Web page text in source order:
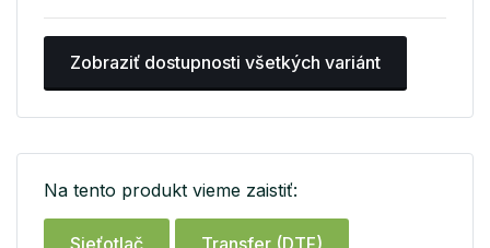
Zobraziť dostupnosti všetkých variánt
Na tento produkt vieme zaistiť: